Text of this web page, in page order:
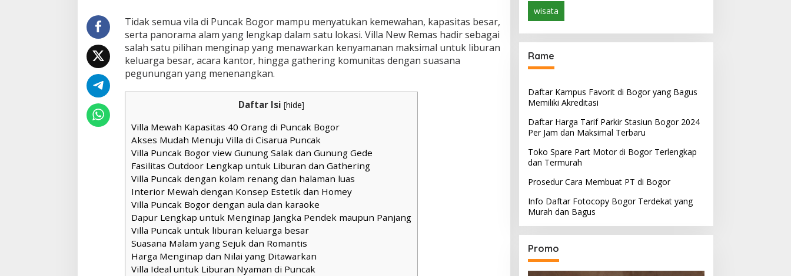
Tidak semua vila di Puncak Bogor mampu menyatukan kemewahan, kapasitas besar,
serta panorama alam yang lengkap dalam satu lokasi. Villa New Remas hadir sebagai
salah satu pilihan menginap yang menawarkan kenyamanan maksimal untuk liburan
keluarga besar, acara kantor, hingga gathering komunitas dengan suasana
pegunungan yang menenangkan.
Daftar Isi [hide]
Villa Mewah Kapasitas 40 Orang di Puncak Bogor
Akses Mudah Menuju Villa di Cisarua Puncak
Villa Puncak Bogor view Gunung Salak dan Gunung Gede
Fasilitas Outdoor Lengkap untuk Liburan dan Gathering
Villa Puncak dengan kolam renang dan halaman luas
Interior Mewah dengan Konsep Estetik dan Homey
Villa Puncak Bogor dengan aula dan karaoke
Dapur Lengkap untuk Menginap Jangka Pendek maupun Panjang
Villa Puncak untuk liburan keluarga besar
Suasana Malam yang Sejuk dan Romantis
Harga Menginap dan Nilai yang Ditawarkan
Villa Ideal untuk Liburan Nyaman di Puncak
wisata
Rame
Daftar Kampus Favorit di Bogor yang Bagus
Memiliki Akreditasi
Daftar Harga Tarif Parkir Stasiun Bogor 2024
Per Jam dan Maksimal Terbaru
Toko Spare Part Motor di Bogor Terlengkap
dan Termurah
Prosedur Cara Membuat PT di Bogor
Info Daftar Fotocopy Bogor Terdekat yang
Murah dan Bagus
Promo